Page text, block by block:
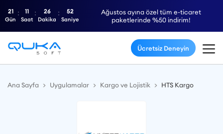
Ağustos ayına özel tüm e-ticaret
paketlerinde %50 indirim!
21
Gün
11
Saat
26
Dakika
52
Saniye
Ücretsiz Deneyin
Ana Sayfa Uygulamalar Kargo ve Lojistik HTS Kargo